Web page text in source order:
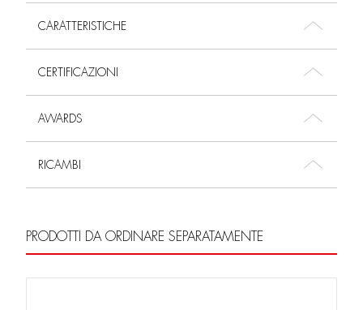
CARATTERISTICHE
CERTIFICAZIONI
AWARDS
RICAMBI
PRODOTTI DA ORDINARE SEPARATAMENTE